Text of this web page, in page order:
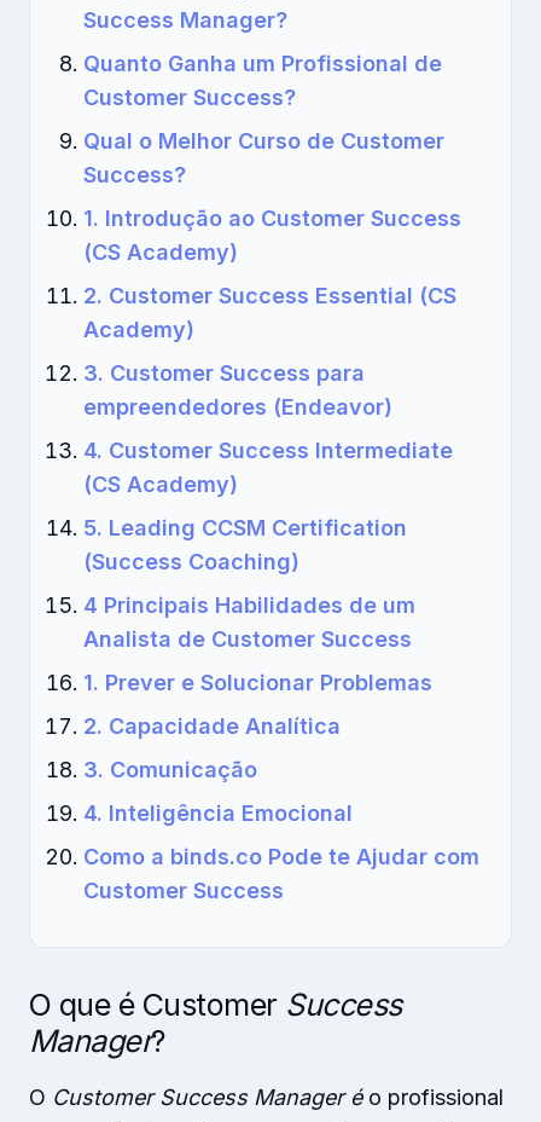
Success Manager?
Quanto Ganha um Profissional de
Customer Success?
Qual o Melhor Curso de Customer
Success?
1. Introdução ao Customer Success
(CS Academy)
2. Customer Success Essential (CS
Academy)
3. Customer Success para
empreendedores (Endeavor)
4. Customer Success Intermediate
(CS Academy)
5. Leading CCSM Certification
(Success Coaching)
4 Principais Habilidades de um
Analista de Customer Success
1. Prever e Solucionar Problemas
2. Capacidade Analítica
3. Comunicação
4. Inteligência Emocional
Como a binds.co Pode te Ajudar com
Customer Success
O que é Customer Success
Manager?
O Customer Success Manager éo profissional